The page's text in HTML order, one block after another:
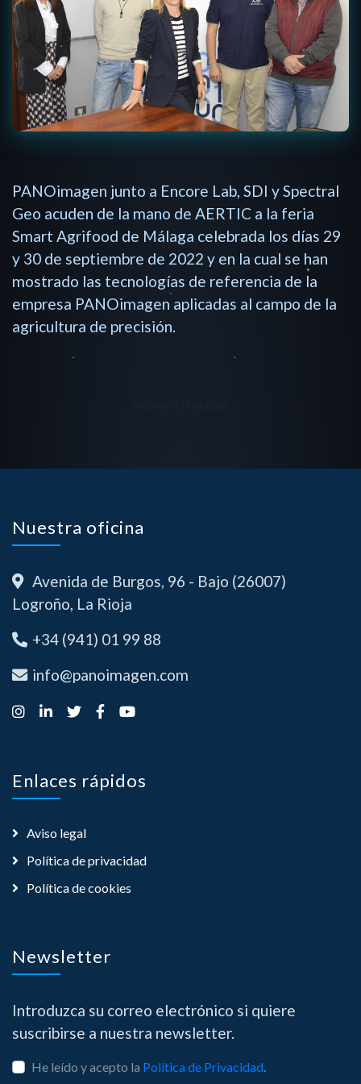
PANOimagen junto a Encore Lab, SDI y Spectral
Geo acuden de la mano de AERTIC a la feria
Smart Agrifood de Málaga celebrada los días 29
y 30 de septiembre de 2022 y en la cual se han
mostrado las tecnologías de referencia de la
empresa PANOimagen aplicadas al campo de la
agricultura de precisión.
Nuestra oficina
Avenida de Burgos, 96 - Bajo (26007)
Logroño, La Rioja
+34 (941) 01 99 88
info@panoimagen.com
Enlaces rápidos
Aviso legal
Política de privacidad
Política de cookies
Newsletter
Introduzca su correo electrónico si quiere
suscribirse a nuestra newsletter.
He leído y acepto la Política de Privacidad.